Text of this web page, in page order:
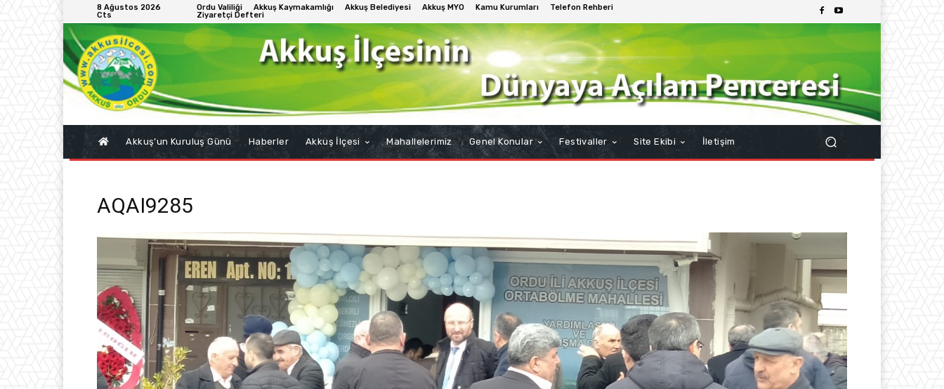
8 Ağustos 2026
Cts
Ordu Valiliği Akkuş Kaymakamlığı Akkuş Belediyesi Akkuş MYO Kamu Kurumları
Telefon Rehberi
Ziyaretçi Defteri
Akkuş’un Kuruluş Günü Haberler Akkuş İlçesi Mahallelerimiz Genel Konular Festivaller Site Ekibi İletişim
AQAI9285